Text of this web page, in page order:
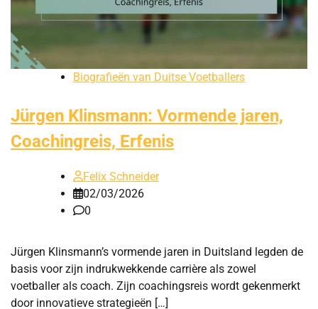
Biografieën van Duitse Voetballers
Jürgen Klinsmann: Vormende jaren,
Coachingreis, Erfenis
Felix Schneider
02/03/2026
0
Jürgen Klinsmann’s vormende jaren in Duitsland legden de
basis voor zijn indrukwekkende carrière als zowel
voetballer als coach. Zijn coachingsreis wordt gekenmerkt
door innovatieve strategieën […]